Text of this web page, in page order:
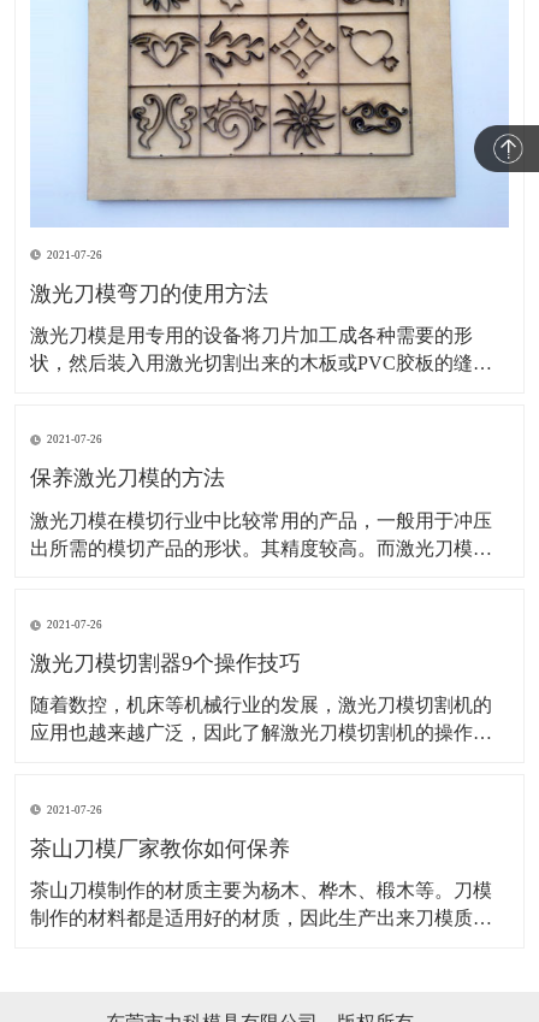
2021-07-26
激光刀模弯刀的使用方法
激光刀模是用专用的设备将刀片加工成各种需要的形
状，然后装入用激光切割出来的木板或PVC胶板的缝隙
旧模具的调整：基本上旧模具安装在机床上刀尖刀口对
齐一致就可以了。如模具的刀尖大小厚度不一、装夹部
2021-07-26
保养激光刀模的方法
激光刀模在模切行业中比较常用的产品，一般用于冲压
出所需的模切产品的形状。其精度较高。而激光刀模的
的操作机械，保养也是很好控制衰老和老化的一种最优
先的方法，并且还能保证下次使用的时候激光刀模能更
2021-07-26
激光刀模切割器9个操作技巧
随着数控，机床等机械行业的发展，激光刀模切割机的
应用也越来越广泛，因此了解激光刀模切割机的操作应
须穿戴劳保用品。 2、操作者必须经过严格培训，才能上
岗，对不要不熟悉激光刀模切割机操作要领
2021-07-26
茶山刀模厂家教你如何保养
​茶山刀模制作的材质主要为杨木、桦木、椴木等。刀模
制作的材料都是适用好的材质，因此生产出来刀模质量